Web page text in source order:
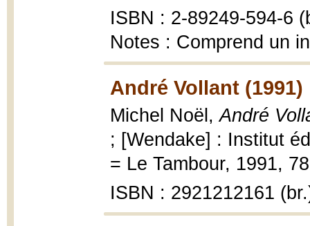
ISBN : 2-89249-594-6
Notes : Comprend un
André Vollant (1991)
Michel Noël,André
; [Wendake] : Institut
= Le Tambour, 1991,
ISBN : 2921212161